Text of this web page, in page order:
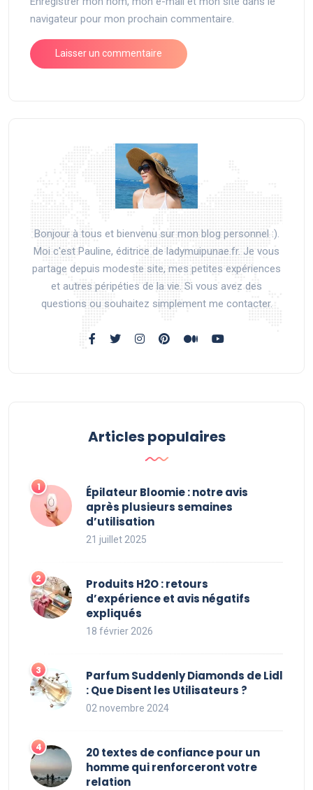
navigateur pour mon prochain commentaire.
Bonjour à tous et bienvenu sur mon blog personnel :).
Moi c'est Pauline, éditrice de ladymuipunae.fr. Je vous
partage depuis modeste site, mes petites expériences
et autres péripéties de la vie. Si vous avez des
questions ou souhaitez simplement me contacter.
Articles populaires
Épilateur Bloomie : notre avis
après plusieurs semaines
d’utilisation
21 juillet 2025
Produits H2O : retours
d’expérience et avis négatifs
expliqués
18 février 2026
Parfum Suddenly Diamonds de Lidl
: Que Disent les Utilisateurs ?
02 novembre 2024
20 textes de confiance pour un
homme qui renforceront votre
relation